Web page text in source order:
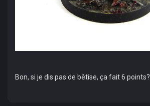
Bon, si je dis pas de bêtise, ça fait 6 points?